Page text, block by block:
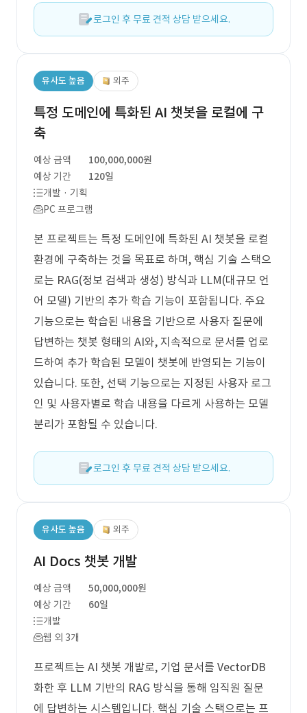
로그인 후 무료 견적 상담 받으세요.
유사도 높음 외주
특정 도메인에 특화된 AI 챗봇을 로컬에 구
축
예상 금액
100,000,000원
예상 기간
120일
개발 · 기획
PC 프로그램
본 프로젝트는 특정 도메인에 특화된 AI 챗봇을 로컬
환경에 구축하는 것을 목표로 하며, 핵심 기술 스택으
로는 RAG(정보 검색과 생성) 방식과 LLM(대규모 언
어 모델) 기반의 추가 학습 기능이 포함됩니다. 주요
기능으로는 학습된 내용을 기반으로 사용자 질문에
답변하는 챗봇 형태의 AI와, 지속적으로 문서를 업로
드하여 추가 학습된 모델이 챗봇에 반영되는 기능이
있습니다. 또한, 선택 기능으로는 지정된 사용자 로그
인 및 사용자별로 학습 내용을 다르게 사용하는 모델
분리가 포함될 수 있습니다.
로그인 후 무료 견적 상담 받으세요.
유사도 높음 외주
AI Docs 챗봇 개발
예상 금액
50,000,000원
예상 기간
60일
개발
웹 외 3개
프로젝트는 AI 챗봇 개발로, 기업 문서를 VectorDB
화한 후 LLM 기반의 RAG 방식을 통해 임직원 질문
에 답변하는 시스템입니다. 핵심 기술 스택으로는 프